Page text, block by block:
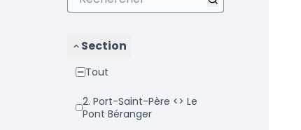
Section
Tout
2. Port-Saint-Père <> Le
Pont Béranger